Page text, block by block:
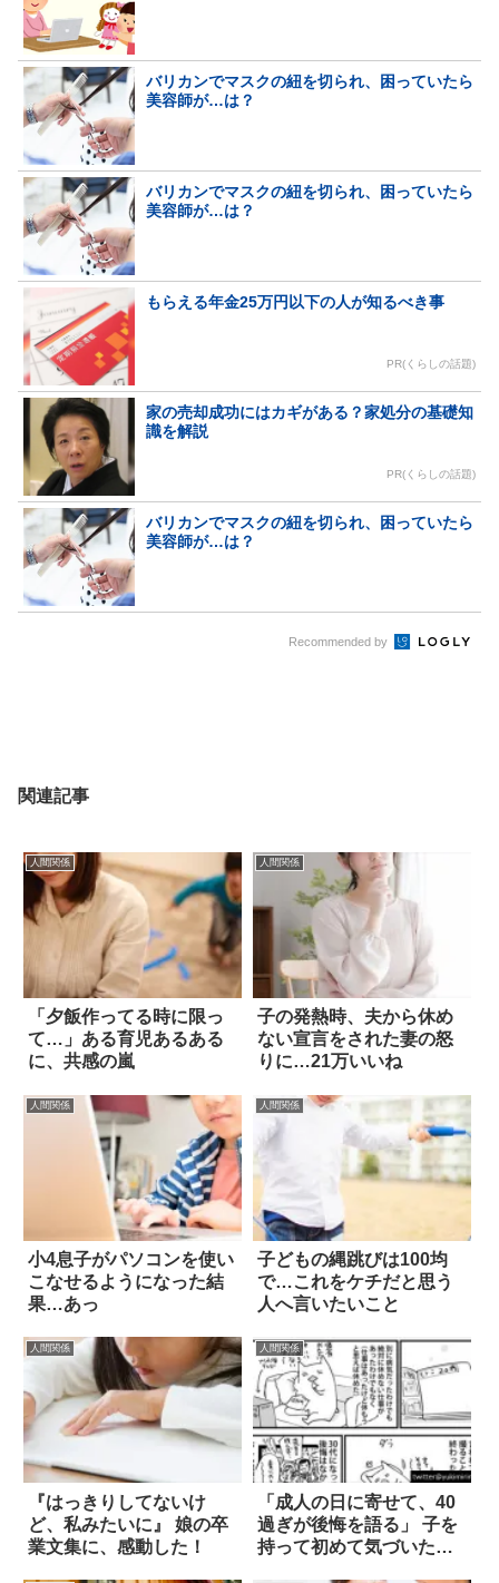
バリカンでマスクの紐を切られ、困っていたら
美容師が…は？
バリカンでマスクの紐を切られ、困っていたら
美容師が…は？
もらえる年金25万円以下の人が知るべき事
PR(くらしの話題)
家の売却成功にはカギがある？家処分の基礎知
識を解説
PR(くらしの話題)
バリカンでマスクの紐を切られ、困っていたら
美容師が…は？
Recommended by
関連記事
人間関係
「夕飯作ってる時に限っ
て…」ある育児あるある
に、共感の嵐
人間関係
子の発熱時、夫から休め
ない宣言をされた妻の怒
りに…21万いいね
人間関係
小4息子がパソコンを使い
こなせるようになった結
果…あっ
人間関係
子どもの縄跳びは100均
で…これをケチだと思う
人へ言いたいこと
人間関係
『はっきりしてないけ
ど、私みたいに』 娘の卒
業文集に、感動した！
人間関係
「成人の日に寄せて、40
過ぎが後悔を語る」 子を
持って初めて気づいたこ